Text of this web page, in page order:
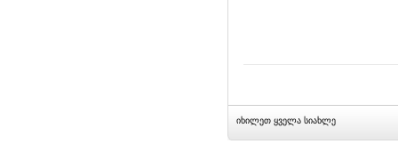
იხილეთ ყველა სიახლე